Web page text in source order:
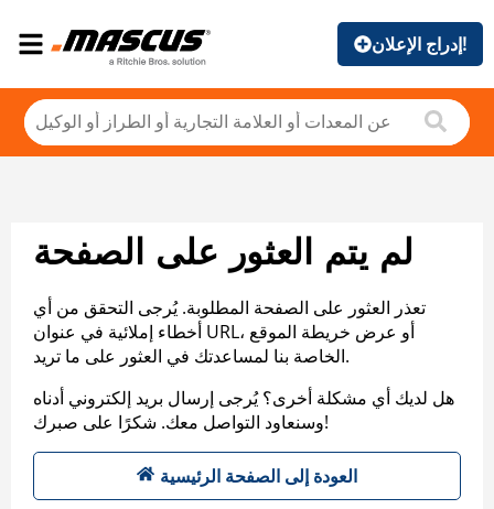
إدراج الإعلان!
لم يتم العثور على الصفحة
تعذر العثور على الصفحة المطلوبة. يُرجى التحقق من أي
أخطاء إملائية في عنوان URL، أو عرض خريطة الموقع
الخاصة بنا لمساعدتك في العثور على ما تريد.
هل لديك أي مشكلة أخرى؟ يُرجى إرسال بريد إلكتروني أدناه
وسنعاود التواصل معك. شكرًا على صبرك!
العودة إلى الصفحة الرئيسية